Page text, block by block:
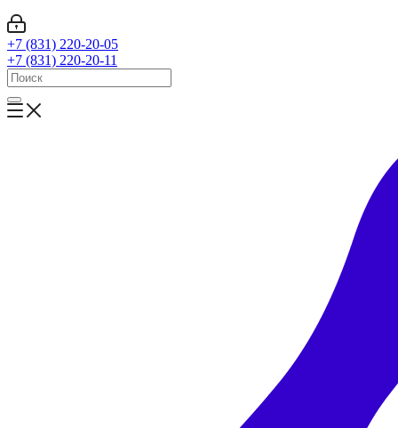
+7 (831) 220-20-05
+7 (831) 220-20-11